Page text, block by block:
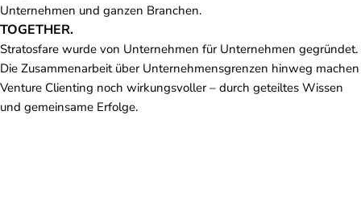
Unternehmen und ganzen Branchen.
TOGETHER.
Stratosfare wurde von Unternehmen für Unternehmen gegründet.
Die Zusammenarbeit über Unternehmensgrenzen hinweg machen
Venture Clienting noch wirkungsvoller – durch geteiltes Wissen
und gemeinsame Erfolge.